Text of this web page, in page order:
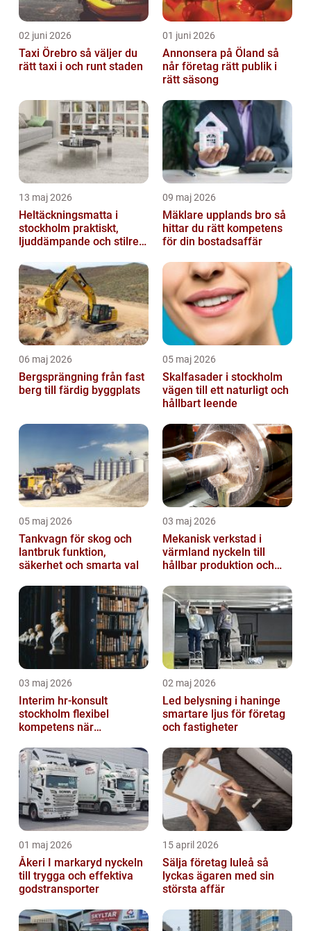
02 juni 2026
Taxi Örebro så väljer du
rätt taxi i och runt staden
01 juni 2026
Annonsera på Öland så
når företag rätt publik i
rätt säsong
13 maj 2026
Heltäckningsmatta i
stockholm praktiskt,
ljuddämpande och stilrent
09 maj 2026
Mäklare upplands bro så
hittar du rätt kompetens
för din bostadsaffär
06 maj 2026
Bergsprängning från fast
berg till färdig byggplats
05 maj 2026
Skalfasader i stockholm
vägen till ett naturligt och
hållbart leende
05 maj 2026
Tankvagn för skog och
lantbruk funktion,
säkerhet och smarta val
03 maj 2026
Mekanisk verkstad i
värmland nyckeln till
hållbar produktion och
03 maj 2026
Interim hr-konsult
stockholm flexibel
kompetens när
stöd
02 maj 2026
Led belysning i haninge
smartare ljus för företag
och fastigheter
01 maj 2026
Åkeri I markaryd nyckeln
till trygga och effektiva
godstransporter
15 april 2026
Sälja företag luleå så
lyckas ägaren med sin
största affär